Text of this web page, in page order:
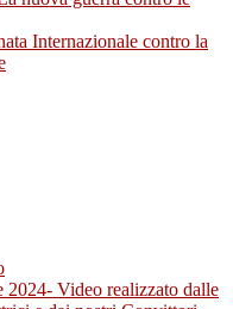
Internazionale contro la
2024- Video realizzato dalle